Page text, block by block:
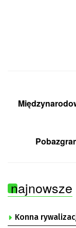
najnowsze
Konna